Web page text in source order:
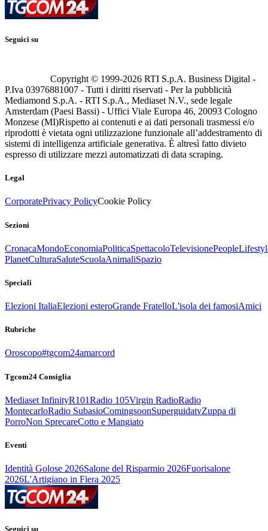
Seguici su
Copyright © 1999-2026 RTI S.p.A. Business Digital -
P.Iva 03976881007 - Tutti i diritti riservati - Per la pubblicità
Mediamond S.p.A. - RTI S.p.A., Mediaset N.V., sede legale
Amsterdam (Paesi Bassi) - Uffici Viale Europa 46, 20093 Cologno
Monzese (MI)Rispetto ai contenuti e ai dati personali trasmessi e/o
riprodotti è vietata ogni utilizzazione funzionale all’addestramento di
sistemi di intelligenza artificiale generativa. È altresì fatto divieto
espresso di utilizzare mezzi automatizzati di data scraping.
Legal
CorporatePrivacy PolicyCookie Policy
Sezioni
CronacaMondoEconomiaPoliticaSpettacoloTelevisionePeople
PlanetCulturaSaluteScuolaAnimaliSpazio
Speciali
Elezioni ItaliaElezioni esteroGrande FratelloL'isola dei famosiAmici
Rubriche
Oroscopo#tgcom24amarcord
Tgcom24 Consiglia
Mediaset InfinityR101Radio 105Virgin RadioRadio
MontecarloRadio SubasioComingsoonSuperguidatvZuppa di
PorroNon SprecareCotto e Mangiato
Eventi
Identità Golose 2026Salone del Risparmio 2026Fuorisalone
2026L'Artigiano in Fiera 2025
Seguici su